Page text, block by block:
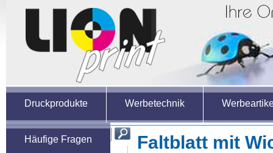
Druckprodukte Werbetechnik
Häufige Fragen Faltblatt mit